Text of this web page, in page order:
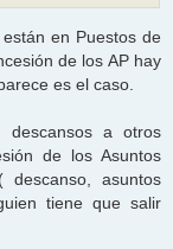
en Puestos de
de los AP hay
es el caso.
a otros
de los Asuntos
asuntos
tiene que salir